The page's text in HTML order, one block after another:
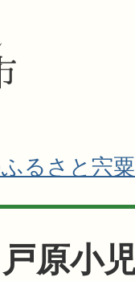
るさと宍粟
原小